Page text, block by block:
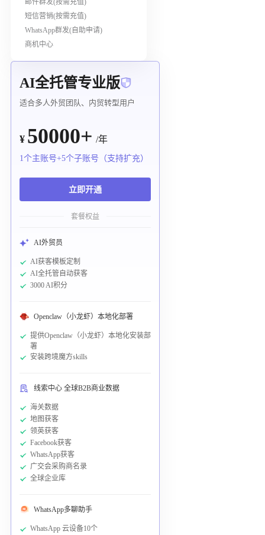
邮件群发(按需充值)
短信营销(按需充值)
WhatsApp群发(自助申请)
商机中心
AI全托管专业版
适合多人外贸团队、内贸转型用户
¥ 50000+ /年
1个主账号+5个子账号（支持扩充）
立即开通
套餐权益
AI外贸员
AI获客模板定制
AI全托管自动获客
3000 AI积分
Openclaw（小龙虾）本地化部署
提供Openclaw（小龙虾）本地化安装部
署
安装跨境魔方skills
线索中心 全球B2B商业数据
海关数据
地图获客
领英获客
Facebook获客
WhatsApp获客
广交会采购商名录
全球企业库
WhatsApp多聊助手
WhatsApp 云设备10个